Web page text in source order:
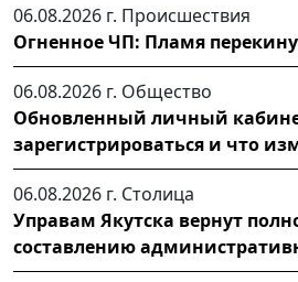
06.08.2026 г. Происшествия
Огненное ЧП: Пламя
06.08.2026 г. Общество
Обновленный личный
зарегистрироваться и что
06.08.2026 г. Столица
Управам Якутска вернут
составлению